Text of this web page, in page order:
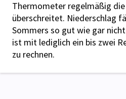
Thermometer regelmäßig die
überschreitet. Niederschlag
Sommers so gut wie gar
ist mit lediglich ein bis zwei
zu rechnen.